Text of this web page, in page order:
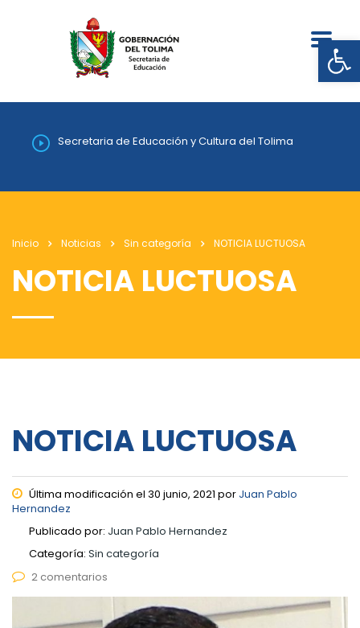
Secretaria de Educación y Cultura del Tolima
Inicio Noticias Sin categoría NOTICIA LUCTUOSA
NOTICIA LUCTUOSA
NOTICIA LUCTUOSA
Última modificación el 30 junio, 2021 por Juan Pablo
Hernandez
Publicado por: Juan Pablo Hernandez
Categoría: Sin categoría
2 comentarios